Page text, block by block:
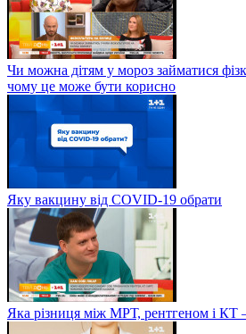
Чи можна дітям у мороз займатися
чому це може бути корисно
Яку вакцину від COVID-19 обрати
Яка різниця між МРТ, рентгеном і КТ